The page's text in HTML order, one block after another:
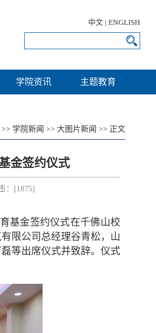
中文 | ENGLISH
学院资讯 主题教育
>> 学院新闻 >> 大图片新闻 >> 正文
金签约仪式
：[1875]
基金签约仪式在千佛山校
限公司总经理谷青松，山
等出席仪式并致辞。仪式